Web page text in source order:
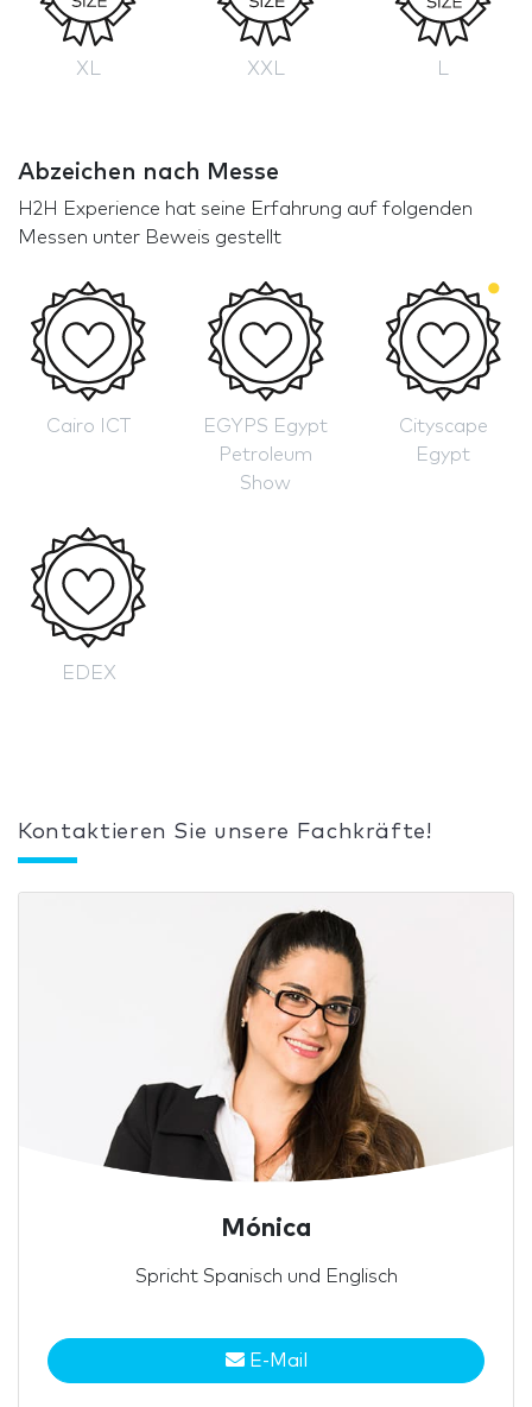
XL XXL
Abzeichen nach Messe
H2H Experience hat seine Erfahrung auf folgenden
Messen unter Beweis gestellt
Cairo ICT
EGYPS Egypt
Petroleum
Show
Cityscape
Egypt
EDEX
Kontaktieren Sie unsere Fachkräfte!
Mónica
Spricht Spanisch und Englisch
E-Mail